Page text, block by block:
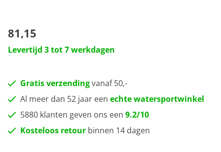
81,15
Levertijd 3 tot 7 werkdagen
Gratis verzendingvanaf 50,-
Al meer dan 52 jaar een echte watersportwinkel
5880 klanten geven ons een 9.2/10
Kosteloos retour binnen 14 dagen